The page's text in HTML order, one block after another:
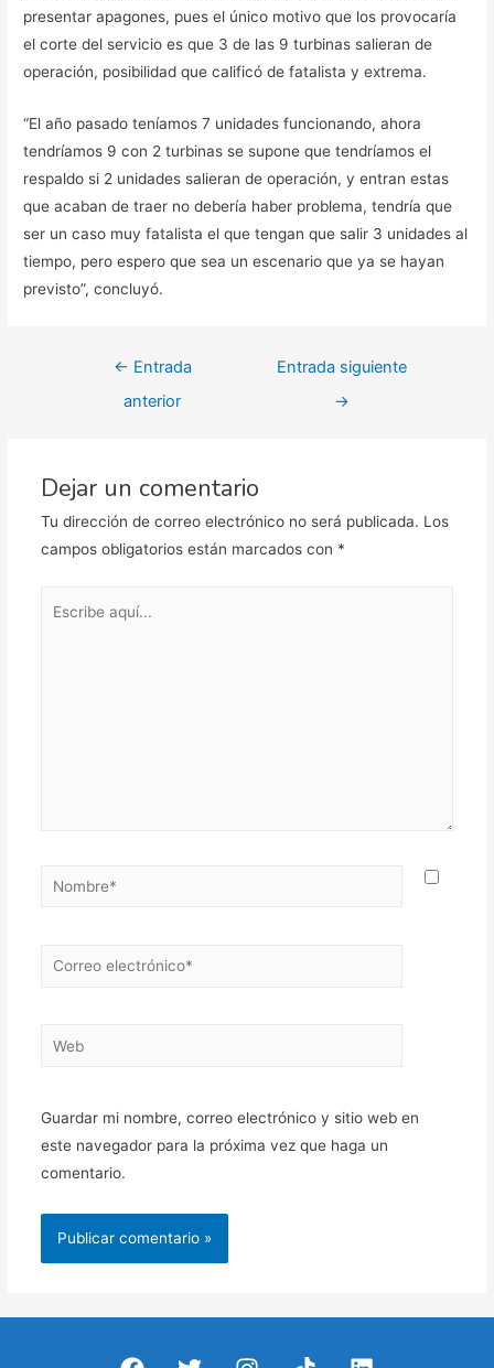
presentar apagones, pues el único motivo que los provocaría
el corte del servicio es que 3 de las 9 turbinas salieran de
operación, posibilidad que calificó de fatalista y extrema.
“El año pasado teníamos 7 unidades funcionando, ahora
tendríamos 9 con 2 turbinas se supone que tendríamos el
respaldo si 2 unidades salieran de operación, y entran estas
que acaban de traer no debería haber problema, tendría que
ser un caso muy fatalista el que tengan que salir 3 unidades al
tiempo, pero espero que sea un escenario que ya se hayan
previsto”, concluyó.
Navegación
← Entrada
anterior
Entrada siguiente
→
Dejar un comentario
Tu dirección de correo electrónico no será publicada. Los
campos obligatorios están marcados con *
Nombre*
Correo
Web
Guardar mi nombre, correo electrónico y sitio web en
este navegador para la próxima vez que haga un
comentario.